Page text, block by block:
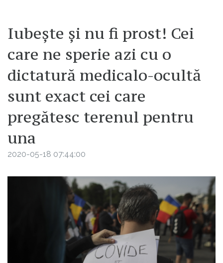
Iubeşte şi nu fi prost! Cei
care ne sperie azi cu o
dictatură medicalo-ocultă
sunt exact cei care
pregătesc terenul pentru
una
2020-05-18 07:44:00